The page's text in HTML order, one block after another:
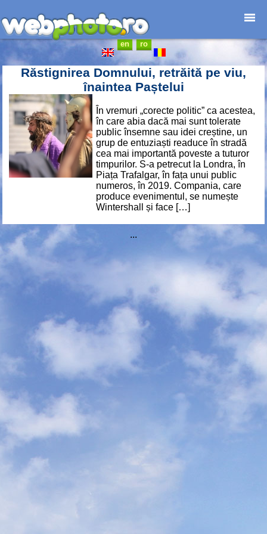
en ro
Home page
Photojournalism
Architecture
Kids
Catalogues
Webdesign
Contact
Răstignirea Domnului, retrăită pe viu,
înaintea Paștelui
În vremuri „corecte politic” ca acestea,
în care abia dacă mai sunt tolerate
public însemne sau idei creștine, un
grup de entuziaști readuce în stradă
cea mai importantă poveste a tuturor
timpurilor. S-a petrecut la Londra, în
Piața Trafalgar, în fața unui public
numeros, în 2019. Compania, care
produce evenimentul, se numește
Wintershall și face […]
...